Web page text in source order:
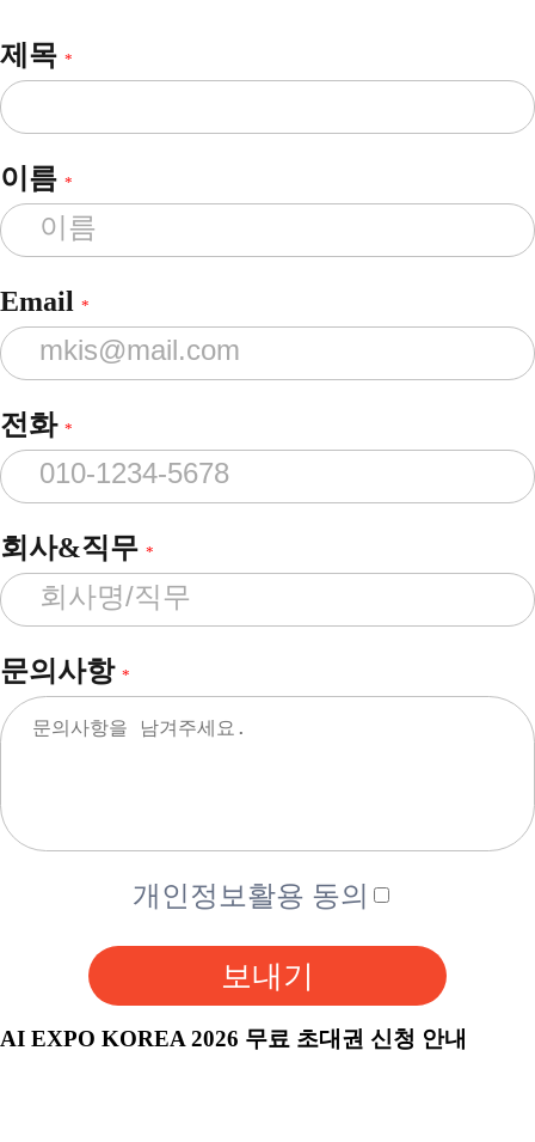
제목 *
이름 *
Email *
전화 *
회사&직무 *
문의사항 *
개인정보활용 동의
보내기
AI EXPO KOREA 2026 무료 초대권 신청 안내